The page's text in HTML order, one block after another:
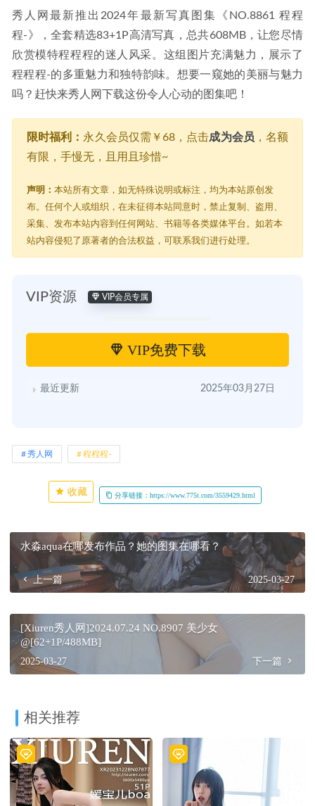
秀人网最新推出2024年最新写真图集《NO.8861 程程
程-》，全套精选83+1P高清写真，总共608MB，让您尽情
欣赏模特程程程的迷人风采。这组图片充满魅力，展示了
程程程-的多重魅力和独特韵味。想要一窥她的美丽与魅力
吗？赶快来秀人网下载这份令人心动的图集吧！
限时福利： 永久会员仅需￥68，点击成为会员 ，名额
有限，手慢无，且用且珍惜~
声明： 本站所有文章，如无特殊说明或标注，均为本站原创发
布。任何个人或组织，在未征得本站同意时，禁止复制、盗用、
采集、发布本站内容到任何网站、书籍等各类媒体平台。如若本
站内容侵犯了原著者的合法权益，可联系我们进行处理。
VIP资源 VIP会员专属
VIP免费下载
最近更新 2025年03月27日
秀人网 程程程-
收藏 分享链接：https://www.775t.com/3559429.html
水淼aqua在哪发布作品？她的图集在哪看？
上一篇 2025-03-27
[Xiuren秀人网]2024.07.24 NO.8907 美少女
@[62+1P/488MB]
2025-03-27 下一篇
相关推荐